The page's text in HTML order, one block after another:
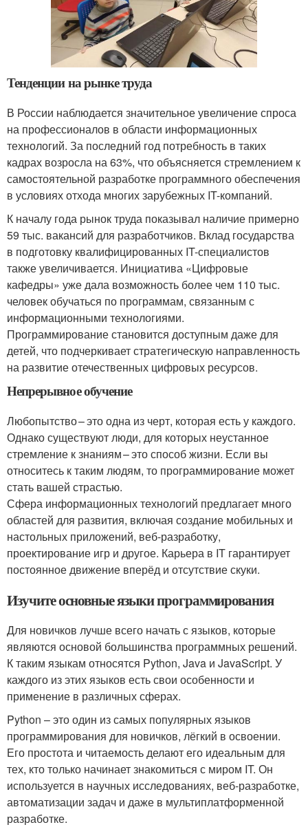
Тенденции на рынке труда
В России наблюдается значительное увеличение спроса
на профессионалов в области информационных
технологий. За последний год потребность в таких
кадрах возросла на 63%, что объясняется стремлением к
самостоятельной разработке программного обеспечения
в условиях отхода многих зарубежных IT-компаний.
К началу года рынок труда показывал наличие примерно
59 тыс. вакансий для разработчиков. Вклад государства
в подготовку квалифицированных IT-специалистов
также увеличивается. Инициатива «Цифровые
кафедры» уже дала возможность более чем 110 тыс.
человек обучаться по программам, связанным с
информационными технологиями.
Программирование становится доступным даже для
детей, что подчеркивает стратегическую направленность
на развитие отечественных цифровых ресурсов.
Непрерывное обучение
Любопытство – это одна из черт, которая есть у каждого.
Однако существуют люди, для которых неустанное
стремление к знаниям – это способ жизни. Если вы
относитесь к таким людям, то программирование может
стать вашей страстью.
Сфера информационных технологий предлагает много
областей для развития, включая создание мобильных и
настольных приложений, веб-разработку,
проектирование игр и другое. Карьера в IT гарантирует
постоянное движение вперёд и отсутствие скуки.
Изучите основные языки программирования
Для новичков лучше всего начать с языков, которые
являются основой большинства программных решений.
К таким языкам относятся Python, Java и JavaScript. У
каждого из этих языков есть свои особенности и
применение в различных сферах.
Python – это один из самых популярных языков
программирования для новичков, лёгкий в освоении.
Его простота и читаемость делают его идеальным для
тех, кто только начинает знакомиться с миром IT. Он
используется в научных исследованиях, веб-разработке,
автоматизации задач и даже в мультиплатформенной
разработке.